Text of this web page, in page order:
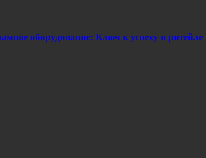
оборудование: Ключ к успеху в ритейле